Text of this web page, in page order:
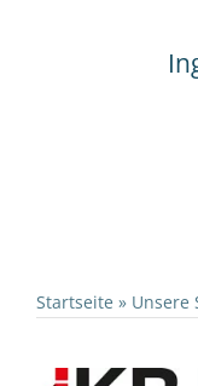
Startseite » Unsere